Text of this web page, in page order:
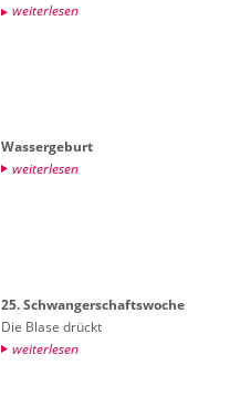
wei­ter­le­sen
Was­ser­ge­burt
wei­ter­le­sen
25. Schwan­ger­schafts­wo­che
Die Blase drückt
wei­ter­le­sen